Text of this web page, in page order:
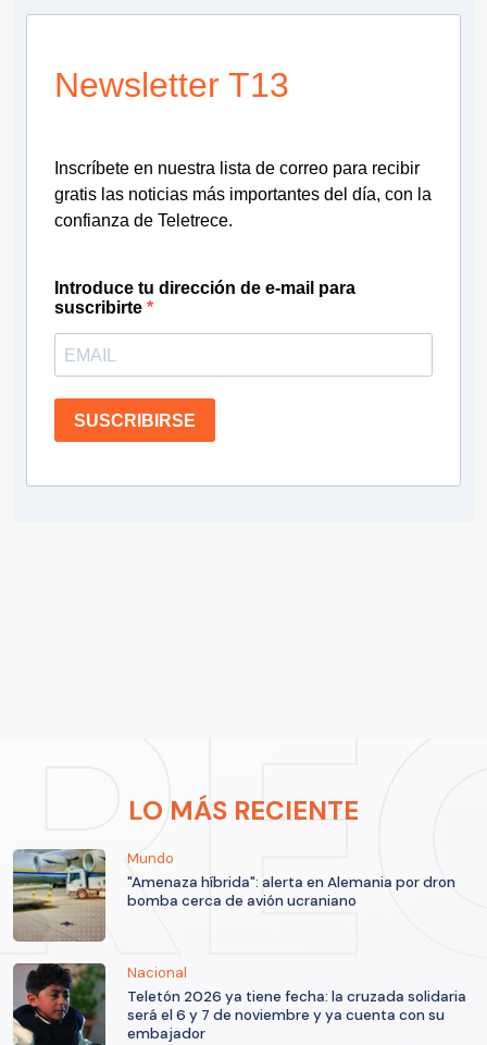
Newsletter T13
Inscríbete en nuestra lista de correo para recibir
gratis las noticias más importantes del día, con la
confianza de Teletrece.
Introduce tu dirección de e-mail para
suscribirte
SUSCRIBIRSE
LO MÁS RECIENTE
Mundo
"Amenaza híbrida": alerta en Alemania por dron
bomba cerca de avión ucraniano
Nacional
Teletón 2026 ya tiene fecha: la cruzada solidaria
será el 6 y 7 de noviembre y ya cuenta con su
embajador